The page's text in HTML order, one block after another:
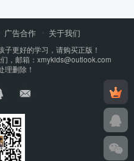
广告合作 关于我们
更好的学习，请购买正版！
，邮箱：xmykids@outlook.com
理删除！